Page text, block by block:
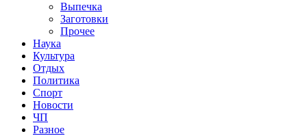
Выпечка
Заготовки
Прочее
Наука
Культура
Отдых
Политика
Спорт
Новости
ЧП
Разное